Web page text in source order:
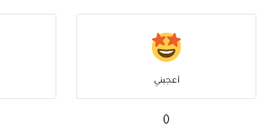
أعجبني
0